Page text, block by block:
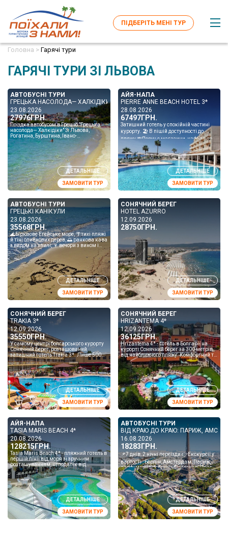
ПІДБЕРІТЬ МЕНІ ТУР
Головна > Гарячі тури
ГАРЯЧІ ТУРИ ЗІ ЛЬВОВА
АВТОБУСНІ ТУРИ
ГРЕЦЬКА НАСОЛОДА— ХАЛКІДІКИ
23.08.2026
27976ГРН.
Поіздка автобусом в Грецію "Грецька
насолода— Халкідіки" Зі Львова,
Рогатина, Бурштина, Івано-
Франківська, Коломиї, Заболотова,
Снятина, Чернівців та ін...
ДЕТАЛЬНІШЕ
ЗАМОВИТИ ТУР
АЙЯ-НАПА
PIERRE ANNE BEACH HOTEL 3*
28.08.2026
67497ГРН.
Затишний готель у спокійній частині
курорту. 🏖 В пішій доступності до
пляжу 💸Поруч є магазини, кафе та все
необхідне для відпочинку. 👍Класний
варіант для тих...
ДЕТАЛЬНІШЕ
ЗАМОВИТИ ТУР
АВТОБУСНІ ТУРИ
ГРЕЦЬКІ КАНІКУЛИ
23.08.2026
35568ГРН.
🌊Бірюзове Егейське море, 🌴тихі пляжі
й тіні оливкових дерев, 🌅 ранкова кава
з видом на хвилі, 🍷 вечори з вином і
грецькою музикою на фоні заходу
сонця. ⏳7 дні...
ДЕТАЛЬНІШЕ
ЗАМОВИТИ ТУР
СОНЯЧНИЙ БЕРЕГ
HOTEL AZURRO
12.09.2026
28750ГРН.
ДЕТАЛЬНІШЕ
ЗАМОВИТИ ТУР
СОНЯЧНИЙ БЕРЕГ
TRAKIA 3*
12.09.2026
35550ГРН.
У самому центрі болгарського курорту
Сонячний Берег, розташований
затишний готель Trakia 3*. Лише 500
метрів відділятимуть гостей від
неймовірної краси пляжу, а...
ДЕТАЛЬНІШЕ
ЗАМОВИТИ ТУР
СОНЯЧНИЙ БЕРЕГ
HRIZANTEMA 4*
12.09.2026
36125ГРН.
Hrizantema 4* - готель в Болгарії на
курорті Сонячний берег за 300 метрів
від найближчого пляжу. Комфортний та
затишний готель пропонує гостям
готельні номери ...
ДЕТАЛЬНІШЕ
ЗАМОВИТИ ТУР
АЙЯ-НАПА
TASIA MARIS BEACH 4*
20.08.2026
128215ГРН.
Tasia Maris Beach 4* - пляжний готель в
першій лінії від моря зі зручним
розташуванням, неподалік від
аеропорту та від центру Айя-Напи. В
готелі є 128 номерів ...
ДЕТАЛЬНІШЕ
ЗАМОВИТИ ТУР
АВТОБУСНІ ТУРИ
ВІД КРАЮ ДО КРАЮ: ПАРИЖ,
16.08.2026
18283ГРН.
📌7 днів, 2 нічні переїзди 👉Екскурсії у
вартості : Берлін, Амстердам, Париж,
парфумерна фабрика Фрагонар, Прага
У вартості туру проживання в готелях зі
сн...
ДЕТАЛЬНІШЕ
ЗАМОВИТИ ТУР